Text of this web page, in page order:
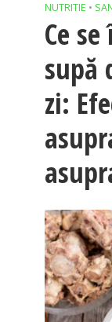
NUTRITIE •
Ce
supă
zi: